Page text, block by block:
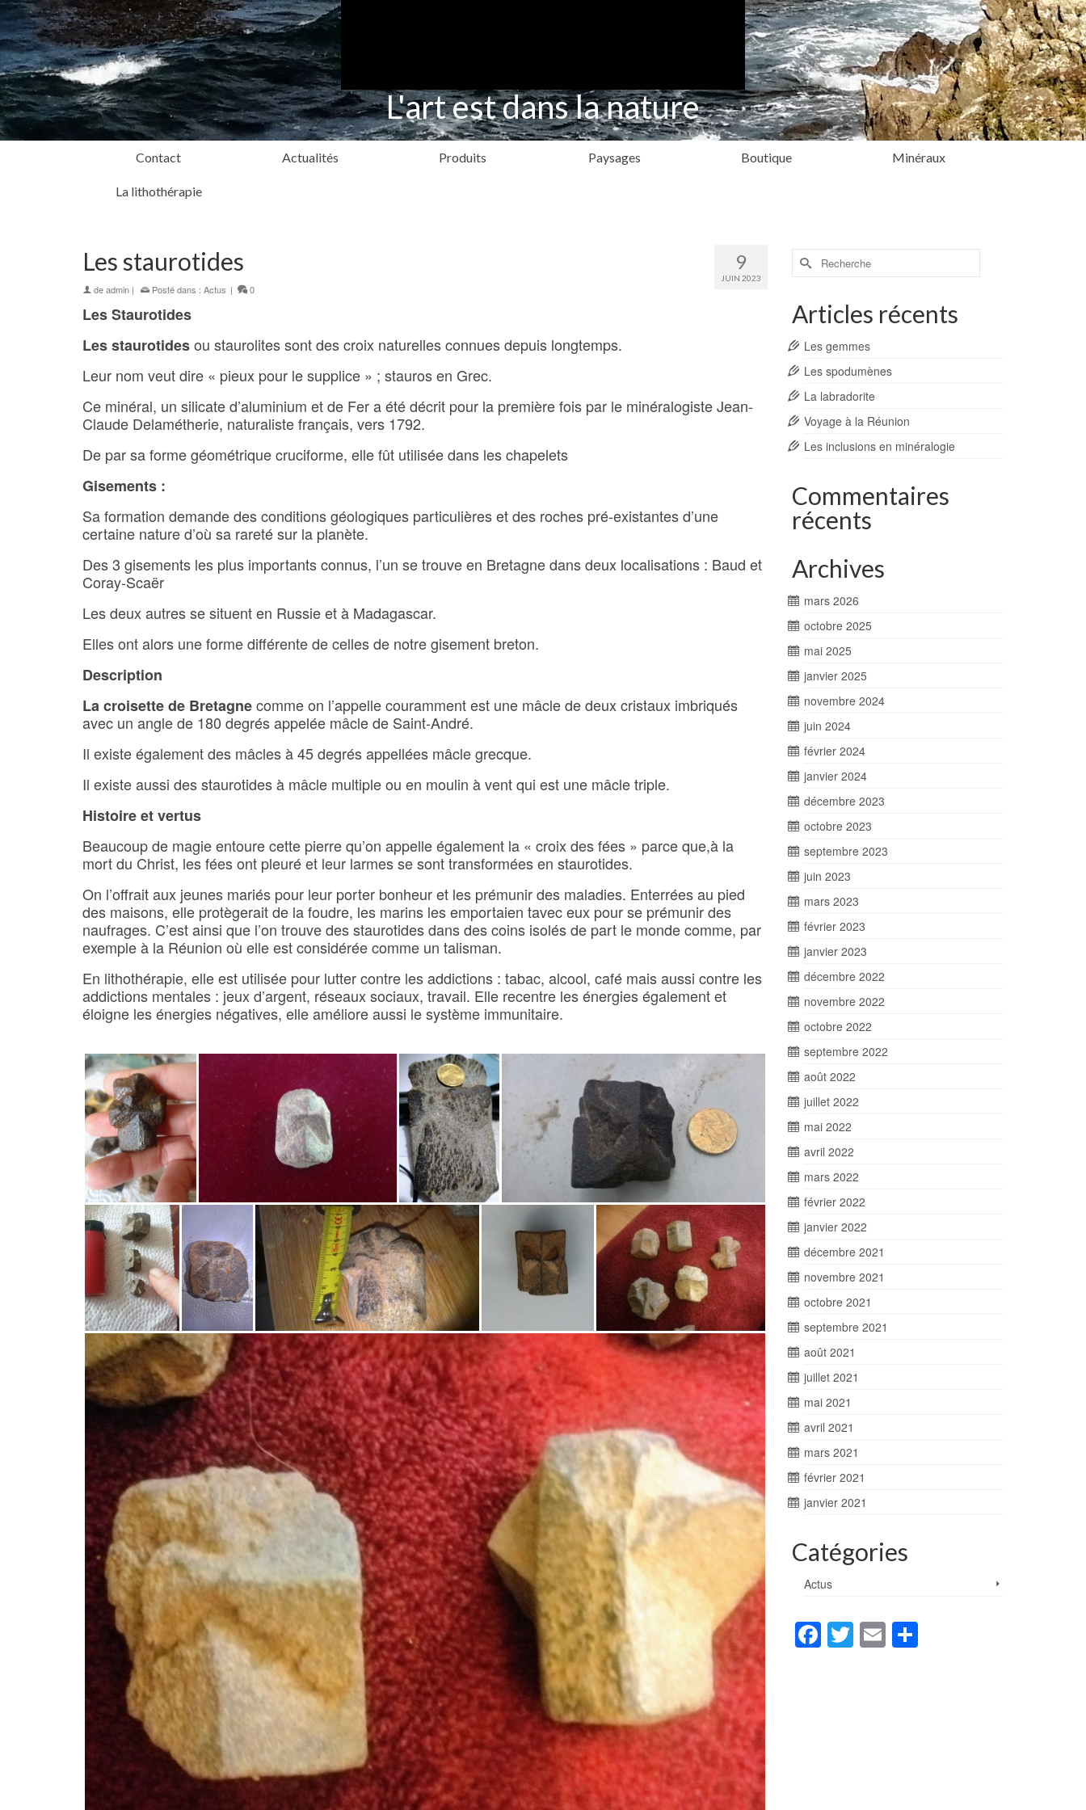
L'art est dans la nature
Contact Actualités Produits Paysages Boutique Minéraux
La lithothérapie
9
JUIN 2023
Les staurotides
deadmin | Posté dans : Actus | 0
Les Staurotides
Les staurotidesou staurolites sont des croix naturelles connues depuis longtemps.
Leur nom veut dire « pieux pour le supplice » ; stauros en Grec.
Ce minéral, un silicate d’aluminium et de Fer a été décrit pour la première fois par le minéralogiste Jean-
Claude Delamétherie, naturaliste français, vers 1792.
De par sa forme géométrique cruciforme, elle fût utilisée dans les chapelets
Gisements :
Sa formation demande des conditions géologiques particulières et des roches pré-existantes d’une
certaine nature d’où sa rareté sur la planète.
Des 3 gisements les plus importants connus, l’un se trouve en Bretagne dans deux localisations : Baud et
Coray-Scaër
Les deux autres se situent en Russie et à Madagascar.
Elles ont alors une forme différente de celles de notre gisement breton.
Description
La croisette de Bretagnecomme on l’appelle couramment est une mâcle de deux cristaux imbriqués
avec un angle de 180 degrés appelée mâcle de Saint-André.
Il existe également des mâcles à 45 degrés appellées mâcle grecque.
Il existe aussi des staurotides à mâcle multiple ou en moulin à vent qui est une mâcle triple.
Histoire et vertus
Beaucoup de magie entoure cette pierre qu’on appelle également la « croix des fées » parce que,à la
mort du Christ, les fées ont pleuré et leur larmes se sont transformées en staurotides.
On l’offrait aux jeunes mariés pour leur porter bonheur et les prémunir des maladies. Enterrées au pied
des maisons, elle protègerait de la foudre, les marins les emportaien tavec eux pour se prémunir des
naufrages. C’est ainsi que l’on trouve des staurotides dans des coins isolés de part le monde comme, par
exemple à la Réunion où elle est considérée comme un talisman.
En lithothérapie, elle est utilisée pour lutter contre les addictions : tabac, alcool, café mais aussi contre les
addictions mentales : jeux d’argent, réseaux sociaux, travail. Elle recentre les énergies également et
éloigne les énergies négatives, elle améliore aussi le système immunitaire.
Rechercher :
Articles récents
Les gemmes
Les spodumènes
La labradorite
Voyage à la Réunion
Les inclusions en minéralogie
Commentaires
récents
Archives
mars 2026
octobre 2025
mai 2025
janvier 2025
novembre 2024
juin 2024
février 2024
janvier 2024
décembre 2023
octobre 2023
septembre 2023
juin 2023
mars 2023
février 2023
janvier 2023
décembre 2022
novembre 2022
octobre 2022
septembre 2022
août 2022
juillet 2022
mai 2022
avril 2022
mars 2022
février 2022
janvier 2022
décembre 2021
novembre 2021
octobre 2021
septembre 2021
août 2021
juillet 2021
mai 2021
avril 2021
mars 2021
février 2021
janvier 2021
Catégories
Actus
Facebook
Twitter
EmailPartager